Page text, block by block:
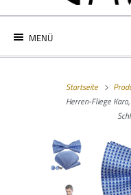
MENÜ
Startseite
Herren-Fliege